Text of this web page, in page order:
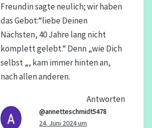
Freundin sagte neulich; wir haben
das Gebot:“liebe Deinen
Nächsten, 40 Jahre lang nicht
komplett gelebt.“ Denn „wie Dich
selbst „, kam immer hinten an,
nach allen anderen.
Antworten
@annetteschmidt5478
24. Juni 2024 um